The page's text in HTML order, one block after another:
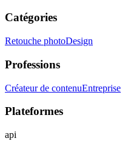
Catégories
Retouche photoDesign
Professions
Créateur de contenuEntreprise
Plateformes
api